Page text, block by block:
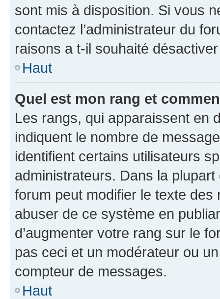
sont mis à disposition. Si vous
contactez l’administrateur du
raisons a t-il souhaité
Haut
Quel est mon rang et
Les rangs, qui apparaissent en
indiquent le nombre de
identifient certains utilisateurs
administrateurs. Dans la
forum peut modifier le texte
abuser de ce système en
d’augmenter votre rang sur le
pas ceci et un modérateur ou
compteur de messages.
Haut